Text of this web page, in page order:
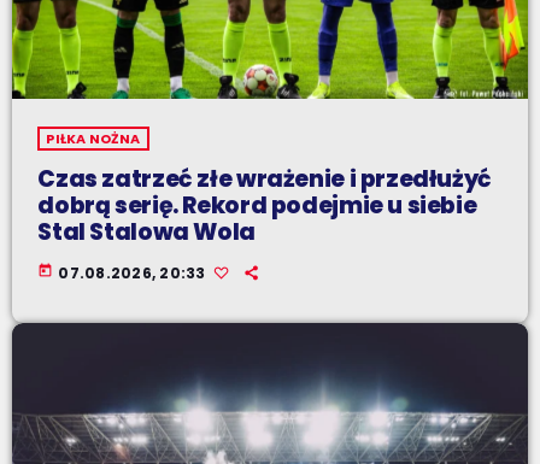
PIŁKA NOŻNA
Czas zatrzeć złe wrażenie i przedłużyć
dobrą serię. Rekord podejmie u siebie
Stal Stalowa Wola
today 07.08.2026, 20:33